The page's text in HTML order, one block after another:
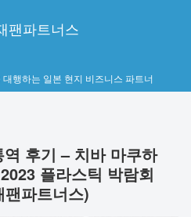
팬파트너스
행하는 일본 현지 비즈니스 파트너
후기 – 치바 마쿠하
플라스틱 박람회
파트너스)